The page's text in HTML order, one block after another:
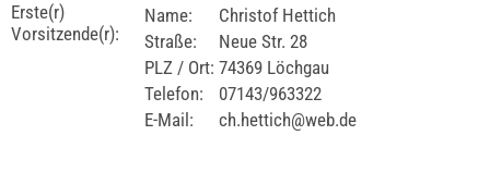
Erste(r)
Vorsitzende(r):
Name:
Christof Hettich
Straße:
Neue Str. 28
PLZ / Ort: 74369 Löchgau
Telefon:
07143/963322
E-Mail:
ch.hettich@web.de